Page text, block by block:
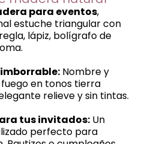
para eventos,
estuche triangular con
lápiz, bolígrafo de
Nombre y
en tonos tierra
relieve y sin tintas.
tus invitados: Un
perfecto para